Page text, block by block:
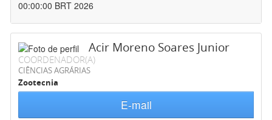
00:00:00 BRT 2026
Acir Moreno Soares Junior
COORDENADOR(A)
CIÊNCIAS AGRÁRIAS
Zootecnia
E-mail